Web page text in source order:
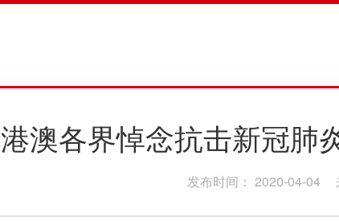
港澳各界悼念抗击新冠肺
发布时间： 2020-04-04